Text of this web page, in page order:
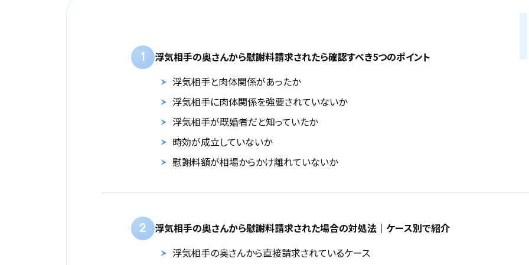
1
浮気相手の奥さんから慰謝料請求されたら確認すべき5つのポイント
浮気相手と肉体関係があったか
浮気相手に肉体関係を強要されていないか
浮気相手が既婚者だと知っていたか
時効が成立していないか
慰謝料額が相場からかけ離れていないか
2
浮気相手の奥さんから慰謝料請求された場合の対処法｜ケース別で紹介
浮気相手の奥さんから直接請求されているケース